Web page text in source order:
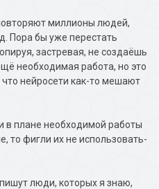
миллионы людей,
Пора бы уже перестать
застревая, не создаёшь
необходимая работа, но это
нейросети как-то мешают
в плане необходимой работы
то фигли их не использовать-
люди, которых я знаю,